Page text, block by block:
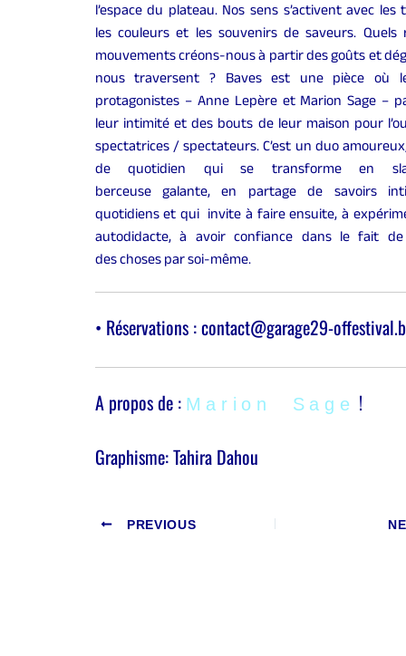
l’espace du plateau. Nos sens s’activent avec les
les couleurs et les souvenirs de saveurs. Quels
mouvements créons-nous à partir des goûts et
nous traversent ? Baves est une pièce où
protagonistes – Anne Lepère et Marion Sage –
leur intimité et des bouts de leur maison pour
spectatrices / spectateurs. C’est un duo
de quotidien qui se transforme en
berceuse galante, en partage de savoirs
quotidiens et qui invite à faire ensuite, à
autodidacte, à avoir confiance dans le fait de
des choses par soi-même.
• Réservations : contact@garage29-
A propos de : Marion Sage !
Graphisme: Tahira Dahou
PREVIOUS